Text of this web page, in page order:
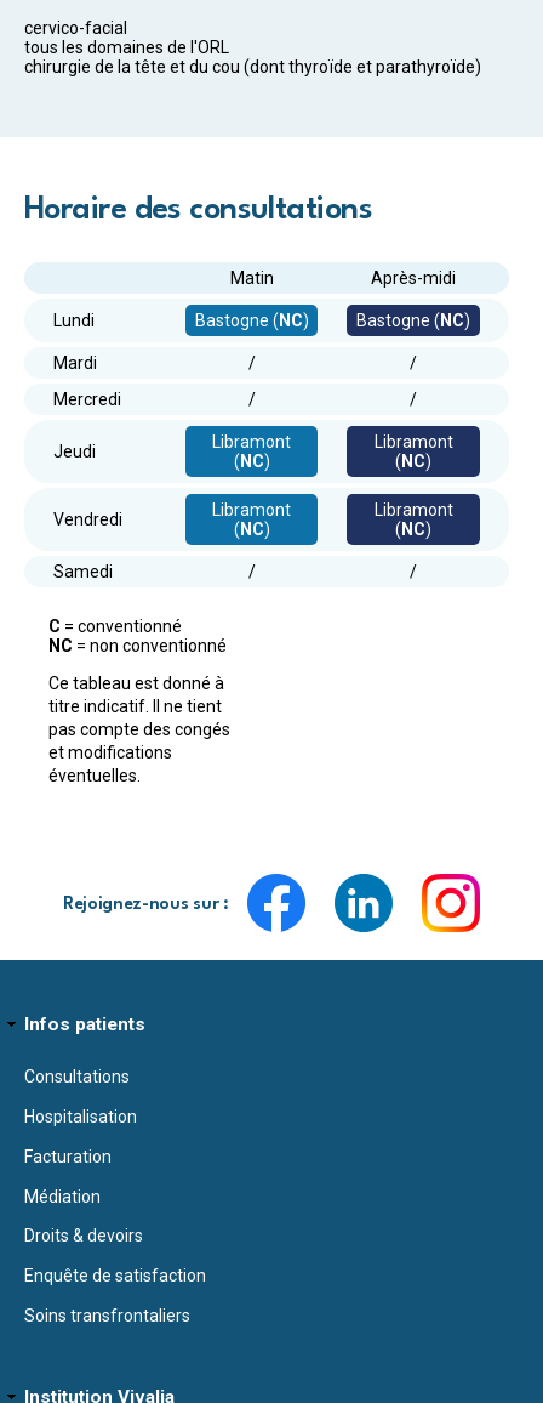
cervico-facial
tous les domaines de l'ORL
chirurgie de la tête et du cou (dont thyroïde et parathyroïde)
Horaire des consultations
Matin Après-midi
Lundi Bastogne ( NC) Bastogne ( NC)
Mardi /
/
Mercredi
/ /
Jeudi
Libramont
( NC)
Libramont
( NC)
Vendredi
Libramont
( NC)
Libramont
( NC)
Samedi / /
C = conventionné
NC = non conventionné
Ce tableau est donné à
titre indicatif. Il ne tient
pas compte des congés
et modifications
éventuelles.
Rejoignez-nous sur :
Infos patients
Consultations
Hospitalisation
Facturation
Médiation
Droits & devoirs
Enquête de satisfaction
Soins transfrontaliers
Institution Vivalia